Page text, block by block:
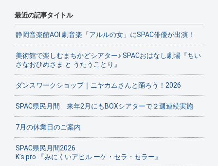
最近の記事タイトル
静岡音楽館AOI 劇音楽「アルルの女」にSPAC俳優が出演！
美術館で楽しむまちかどシアター♪ SPACおはなし劇場『ちい
さなおひめさま と うたうことり』
ダンスワークショップ｜ニヤカムさんと踊ろう！2026
SPAC県民月間 来年2月にもBOXシアターで２週連続実施
7月の休業日のご案内
SPAC県民月間2026
K’s pro.『みにくいアヒル ーケ・セラ・セラー』